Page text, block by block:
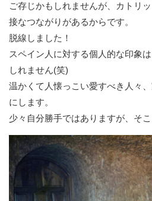
ご存じかもしれませんが、カトリ
接なつながりがあるからです。
脱線しました！
スペイン人に対する個人的な印象
しれません(笑)
温かくて人懐っこい愛すべき人々
にします。
少々自分勝手ではありますが、そこ